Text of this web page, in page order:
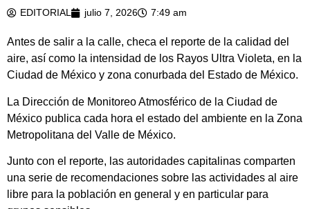
EDITORIAL julio 7, 2026 7:49 am
Antes de salir a la calle, checa el reporte de la calidad del
aire, así como la intensidad de los Rayos Ultra Violeta, en la
Ciudad de México y zona conurbada del Estado de México.
La Dirección de Monitoreo Atmosférico de la Ciudad de
México publica cada hora el estado del ambiente en la Zona
Metropolitana del Valle de México.
Junto con el reporte, las autoridades capitalinas comparten
una serie de recomendaciones sobre las actividades al aire
libre para la población en general y en particular para